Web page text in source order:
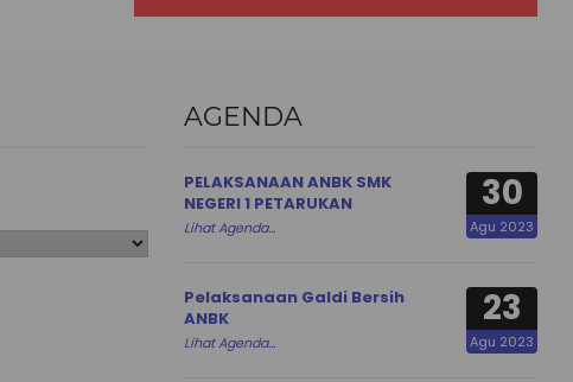
AGENDA
30
Agu 2023
PELAKSANAAN ANBK SMK
NEGERI 1 PETARUKAN
Lihat Agenda...
23
Agu 2023
Pelaksanaan Galdi Bersih
ANBK
Lihat Agenda...